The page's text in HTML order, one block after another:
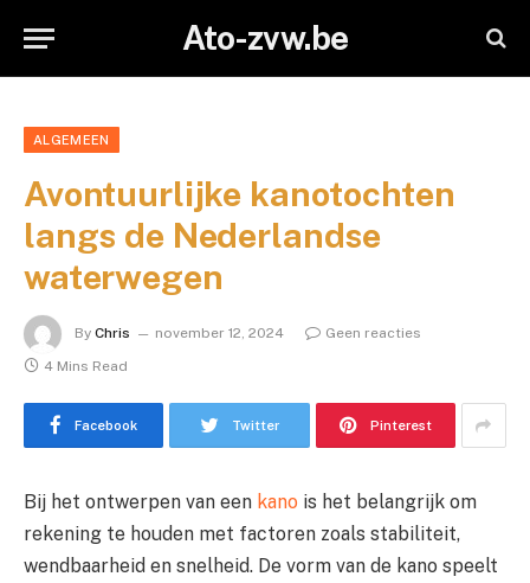
Ato-zvw.be
ALGEMEEN
Avontuurlijke kanotochten
langs de Nederlandse
waterwegen
By Chris november 12, 2024
Geen reacties
4 Mins Read
Facebook Twitter Pinterest
Bij het ontwerpen van een kano is het belangrijk om
rekening te houden met factoren zoals stabiliteit,
wendbaarheid en snelheid. De vorm van de kano speelt